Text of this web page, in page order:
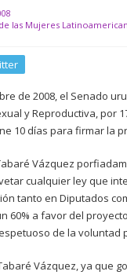
las Mujeres
de 2008, el Senado
y Reproductiva, por
10 días para firmar la
Vázquez
cualquier ley que
tanto en Diputados
60% a favor del
de la voluntad
Vázquez, ya que